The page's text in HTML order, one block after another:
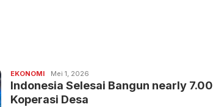
EKONOMI Mei 1, 2026
Indonesia Selesai Bangun nearly
Koperasi Desa